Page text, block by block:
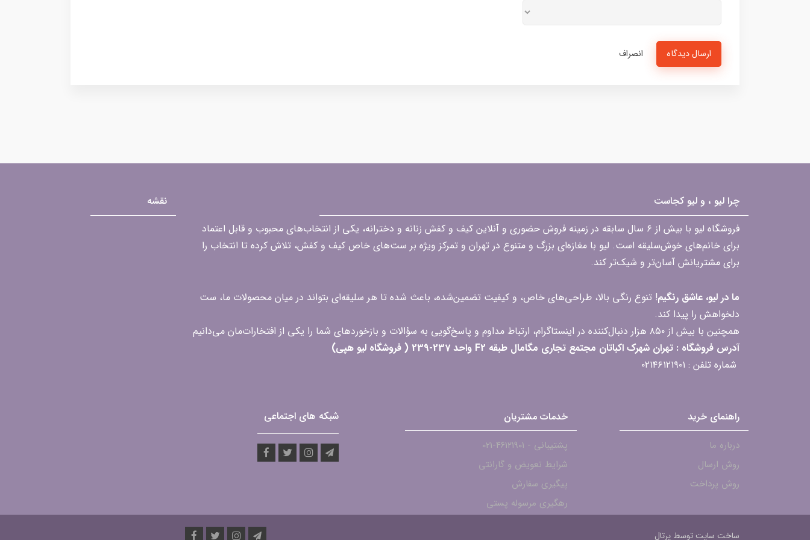
ارسال دیدگاه انصراف
چرا لیو ، و لیو کجاست
فروشگاه لیو با بیش از ۶ سال سابقه در زمینه فروش حضوری و آنلاین کیف و کفش زنانه و دخترانه، یکی از انتخاب‌های محبوب و قابل اعتماد
برای خانم‌های خوش‌سلیقه است. لیو با مغازه‌ای بزرگ و متنوع در تهران و تمرکز ویژه بر ست‌های خاص کیف و کفش، تلاش کرده تا انتخاب را
برای مشتریانش آسان‌تر و شیک‌تر کند.
ما در لیو، عاشق رنگیم! تنوع رنگی بالا، طراحی‌های خاص، و کیفیت تضمین‌شده، باعث شده تا هر سلیقه‌ای بتواند در میان محصولات ما، ست
دلخواهش را پیدا کند.
همچنین با بیش از ۸۵۰ هزار دنبال‌کننده در اینستاگرام، ارتباط مداوم و پاسخ‌گویی به سؤالات و بازخوردهای شما را یکی از افتخارات‌مان می‌دانیم
آدرس فروشگاه : تهران شهرک اکباتان مجتمع تجاری مگامال طبقه F2 واحد 237-239 ( فروشگاه لیو هپی)
شماره تلفن : ۰۲۱۴۶۱۲۱۹۰۱
نقشه
راهنمای خرید
درباره ما
روش ارسال
روش پرداخت
خدمات مشتریان
پشتیبانی - ۴۶۱۲۱۹۰۱-021
شرایط تعویض و گارانتی
پیگیری سفارش
رهگیری مرسوله پستی
شبکه های اجتماعی
ساخت سایت توسط پرتال